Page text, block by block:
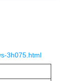
3h075.html